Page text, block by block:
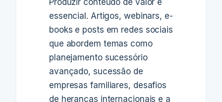
essencial. Artigos, webinars, e-
books e posts em redes sociais
que abordem temas como
planejamento sucessório
avançado, sucessão de
empresas familiares, desafios
de heranças internacionais e a